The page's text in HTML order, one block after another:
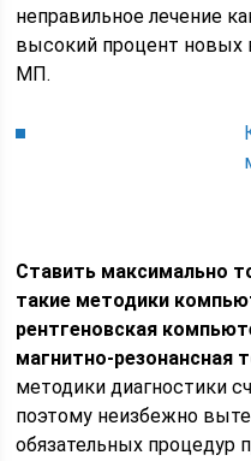
неправильное лечение
высокий процент новых
МП.
Ставить максимально
такие методики
рентгеновская
магнитно-резонансная
методики диагностики
поэтому неизбежно
обязательных процедур